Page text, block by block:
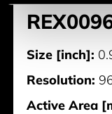
Size [inch]:
Resolution:
Active Area